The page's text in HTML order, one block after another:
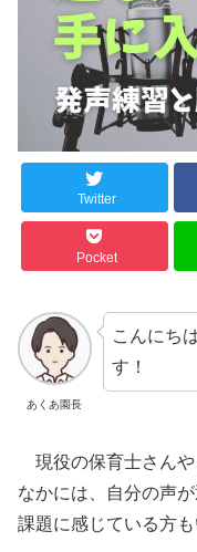
Twitter
Pocket
あくあ園長
こんにち
す！
現役の保育士さんや
なかには、自分の声
課題に感じている方